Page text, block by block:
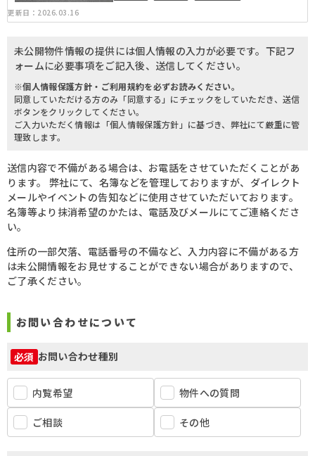
更新日：2026.03.16
未公開物件情報の提供には個人情報の入力が必要です。下記フ
ォームに必要事項をご記入後、送信してください。
※個人情報保護方針・ご利用規約を必ずお読みください。
同意していただける方のみ「同意する」にチェックをしていただき、送信
ボタンをクリックしてください。
ご入力いただく情報は「個人情報保護方針」に基づき、弊社にて厳重に管
理致します。
送信内容で不備がある場合は、お電話をさせていただくことがあ
ります。 弊社にて、名簿などを管理しておりますが、ダイレクト
メールやイベントの告知などに使用させていただいております。
名簿等より抹消希望のかたは、電話及びメールにてご連絡くださ
い。
住所の一部欠落、電話番号の不備など、入力内容に不備がある方
は未公開情報をお見せすることができない場合がありますので、
ご了承ください。
お問い合わせについて
必須 お問い合わせ種別
内覧希望 物件への質問
ご相談 その他